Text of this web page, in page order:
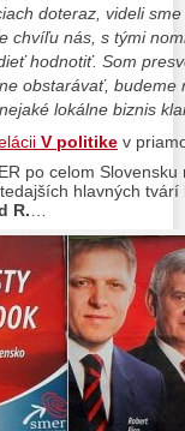
doteraz, videli
chvíľu nás, s tými
hodnotiť. Som
obstarávať, budeme
lokálne biznis
V politike v
po celom Slovensku
hlavných
R.…